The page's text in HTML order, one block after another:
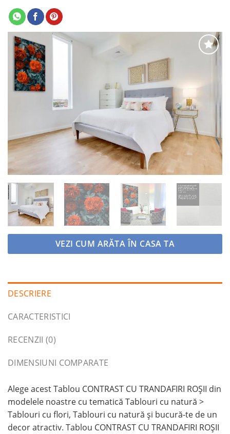
Adaugă
favorite
VEZI CUM ARĂTA ÎN CASA TA
DESCRIERE
CARACTERISTICI
RECENZII (0)
DIMENSIUNI COMPARATE
Alege acest Tablou CONTRAST CU TRANDAFIRI ROȘII din
modelele noastre cu tematică Tablouri cu natură >
Tablouri cu flori, Tablouri cu natură și bucură-te de un
decor atractiv. Tablou CONTRAST CU TRANDAFIRI ROȘII